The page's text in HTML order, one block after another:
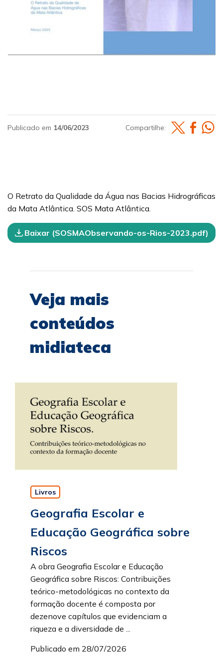
Publicado em 14/06/2023 Compartilhe:
O Retrato da Qualidade da Água nas Bacias Hidrográficas
da Mata Atlântica. SOS Mata Atlântica.
Baixar (SOSMAObservando-os-Rios-2023.pdf)
Veja mais
conteúdos
midiateca
Livros
Geografia Escolar e
Educação Geográfica sobre
Riscos
A obra Geografia Escolar e Educação
Geográfica sobre Riscos: Contribuições
teórico-metodológicas no contexto da
formação docente é composta por
dezenove capítulos que evidenciam a
riqueza e a diversidade de ...
Publicado em 28/07/2026